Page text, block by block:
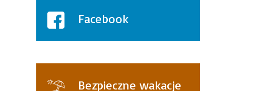
Facebook
Bezpieczne wakacje